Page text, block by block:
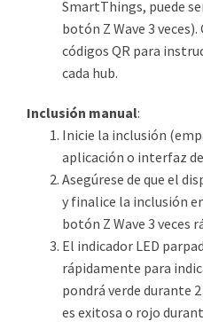
SmartThings, puede
botón Z Wave 3
códigos QR para
cada hub.
Inclusión manual:
Inicie la inclusión
aplicación o interfaz
Asegúrese de que el
y finalice la inclusión
botón Z Wave 3 veces
El indicador LED
rápidamente para
pondrá verde durante
es exitosa o rojo